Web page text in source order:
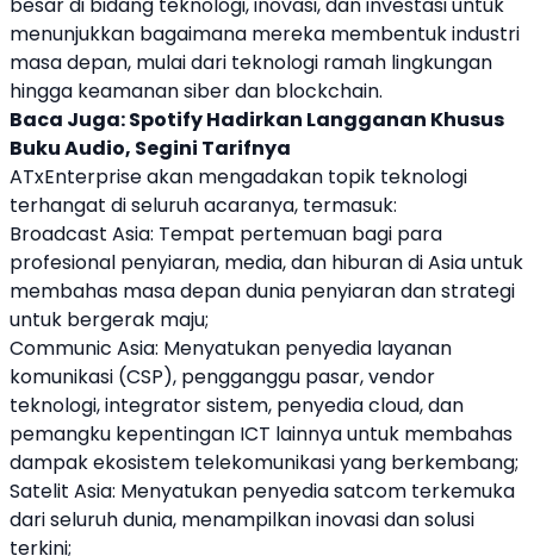
menunjukkan bagaimana mereka membentuk industri
masa depan, mulai dari teknologi ramah lingkungan
hingga keamanan siber dan blockchain.
Baca Juga:Spotify Hadirkan Langganan Khusus
Buku Audio, Segini Tarifnya
ATxEnterpriseakan mengadakan topik teknologi
terhangat di seluruh acaranya, termasuk:
Broadcast Asia: Tempat pertemuan bagi para
profesional penyiaran, media, dan hiburan di Asia untuk
membahas masa depan dunia penyiaran dan strategi
untuk bergerak maju;
Communic Asia: Menyatukan penyedia layanan
komunikasi (CSP), pengganggu pasar, vendor
teknologi, integrator sistem, penyedia cloud, dan
pemangku kepentingan ICT lainnya untuk membahas
dampak ekosistem telekomunikasi yang berkembang;
Satelit Asia: Menyatukan penyedia satcom terkemuka
dari seluruh dunia, menampilkan inovasi dan solusi
terkini;